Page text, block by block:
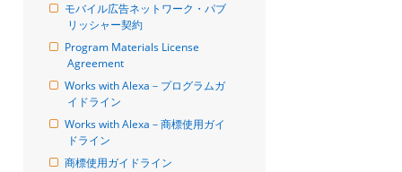
モバイル広告ネットワーク・パブ
リッシャー契約
Program Materials License
Agreement
Works with Alexa－プログラムガ
イドライン
Works with Alexa－商標使用ガイ
ドライン
商標使用ガイドライン